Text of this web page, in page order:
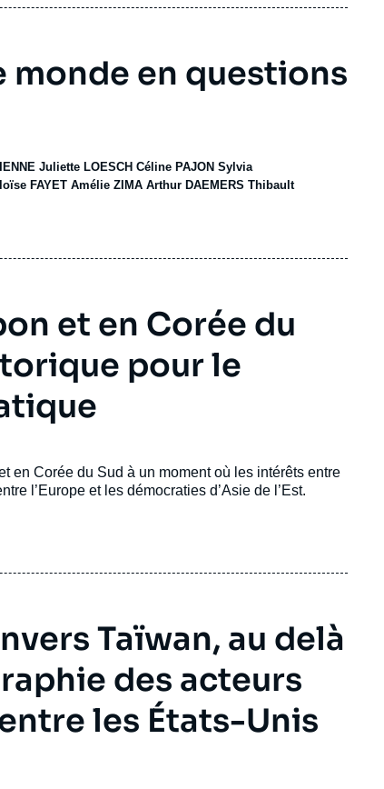
monde en questions
Juliette LOESCH Céline PAJON Sylvia
FAYET Amélie ZIMA Arthur DAEMERS Thibault
et en Corée du
pour le
en Corée du Sud à un moment où les intérêts entre
l’Europe et les démocraties d’Asie de l’Est.
Taïwan, au delà
des acteurs
les États-Unis